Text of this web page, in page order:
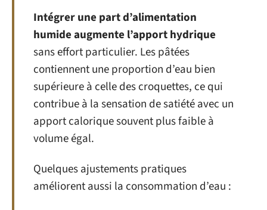
Intégrer une part d’alimentation
humide augmente l’apport hydrique
sans effort particulier. Les pâtées
contiennent une proportion d’eau bien
supérieure à celle des croquettes, ce qui
contribue à la sensation de satiété avec un
apport calorique souvent plus faible à
volume égal.
Quelques ajustements pratiques
améliorent aussi la consommation d’eau :